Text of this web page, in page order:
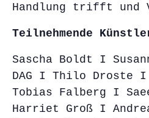
Handlung trifft und
Teilnehmende
Sascha Boldt I
DAG I Thilo Droste
Tobias Falberg I
Harriet Groß I